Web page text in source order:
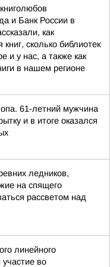
и Банк России в
как
сколько библиотек
и у нас, а также как
в нашем регионе
61-летний мужчина
и в итоге оказался
ледников,
на спящего
рассветом над
линейного
во